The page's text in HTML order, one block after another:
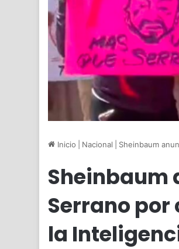
Inicio Nacional Sheinbaum
Sheinbaum
Serrano
la